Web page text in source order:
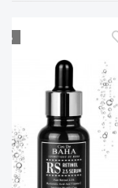
Мало